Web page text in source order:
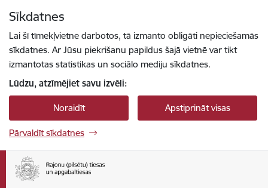
Sīkdatnes
Lai šī tīmekļvietne darbotos, tā izmanto obligāti nepieciešamās
sīkdatnes. Ar Jūsu piekrišanu papildus šajā vietnē var tikt
izmantotas statistikas un sociālo mediju sīkdatnes.
Lūdzu, atzīmējiet savu izvēli:
Noraidīt Apstiprināt visas
Pārvaldīt sīkdatnes